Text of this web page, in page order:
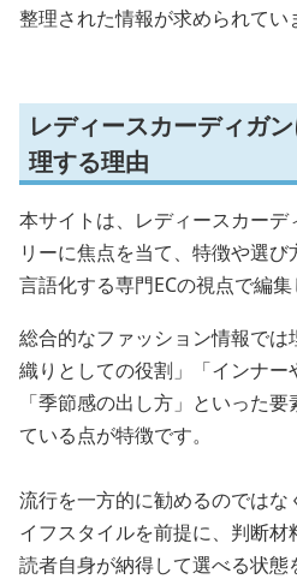
整理された情報が求められてい
レディースカーディガ
理する理由
本サイトは、レディースカー
リーに焦点を当て、特徴や選び
言語化する専門ECの視点で編集
総合的なファッション情報で
織りとしての役割」「インナー
「季節感の出し方」といった
ている点が特徴です。
流行を一方的に勧めるのでは
イフスタイルを前提に、判断材
読者自身が納得して選べる状態